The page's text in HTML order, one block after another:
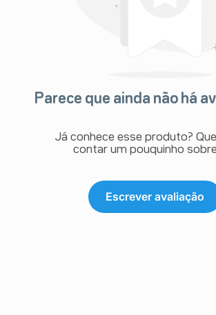
Parece que ainda não há
Já conhece esse produto?
contar um pouquinho
Escrever avaliação